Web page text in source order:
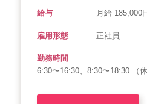
給与 月給 185,000
雇用形態 正社員
勤務時間
6:30〜16:30、8:30〜18:30 （休